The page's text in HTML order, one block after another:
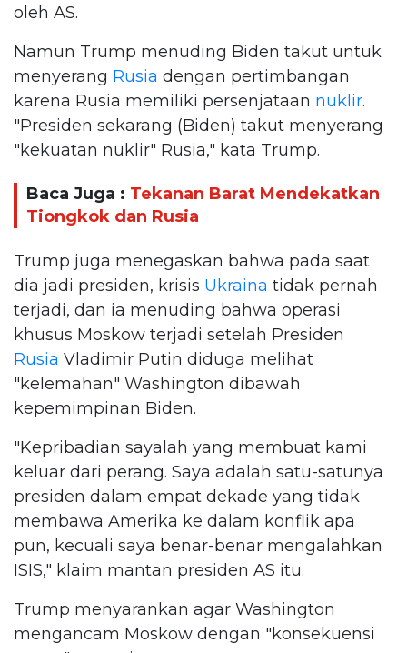
oleh AS.
Namun Trump menuding Biden takut untuk
menyerang Rusia dengan pertimbangan
karena Rusia memiliki persenjataan nuklir.
"Presiden sekarang (Biden) takut menyerang
"kekuatan nuklir" Rusia," kata Trump.
Baca Juga : Tekanan Barat Mendekatkan
Tiongkok dan Rusia
Trump juga menegaskan bahwa pada saat
dia jadi presiden, krisis Ukraina tidak pernah
terjadi, dan ia menuding bahwa operasi
khusus Moskow terjadi setelah Presiden
Rusia Vladimir Putin diduga melihat
"kelemahan" Washington dibawah
kepemimpinan Biden.
"Kepribadian sayalah yang membuat kami
keluar dari perang. Saya adalah satu-satunya
presiden dalam empat dekade yang tidak
membawa Amerika ke dalam konflik apa
pun, kecuali saya benar-benar mengalahkan
ISIS," klaim mantan presiden AS itu.
Trump menyarankan agar Washington
mengancam Moskow dengan "konsekuensi